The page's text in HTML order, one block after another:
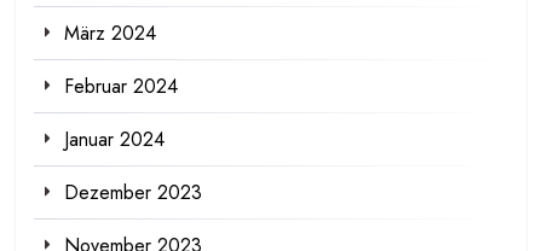
März 2024
Februar 2024
Januar 2024
Dezember 2023
November 2023